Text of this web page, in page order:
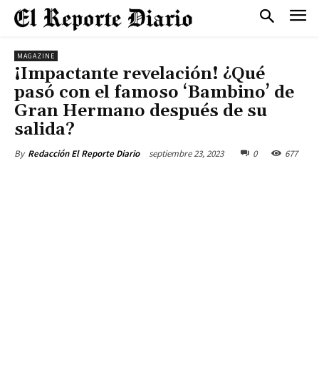
MAGAZINE
¡Impactante revelación! ¿Qué
pasó con el famoso ‘Bambino’ de
Gran Hermano después de su
salida?
By Redacción El Reporte Diario septiembre 23, 2023 0 677